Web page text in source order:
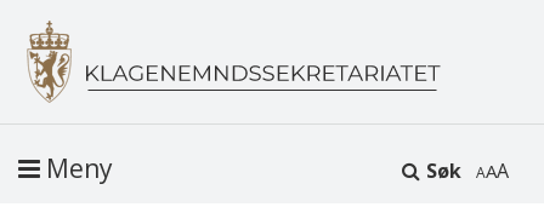
Søk A
Meny